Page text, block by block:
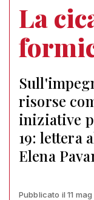
La
risorse
iniziative
19: lettera
Elena
Pubblicato il 11